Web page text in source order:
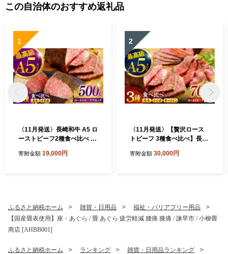
この自治体のおすすめ返礼品
1
〈11月発送〉長崎和牛 A5 ロ
ーストビーフ2種食べ比べ 希
00g) / 牛肉 国産 ろーすとび
寄附金額 19,000円
2
〈11月発送〉【贅沢ロース
トビーフ 3種食べ比べ】長崎
g・モモ300g・サーロイン20
174]
寄附金額 30,000円
ふるさと納税ホーム 雑貨・日用品
福祉・バリアフリー用品
【国産畳表使用】座・あぐら / 畳 あぐら 疲労軽減 腰痛 膝痛 / 諫早市 / 小柳畳
商店 [AHBB001]
ふるさと納税ホーム ランキング
雑貨・日用品ランキング